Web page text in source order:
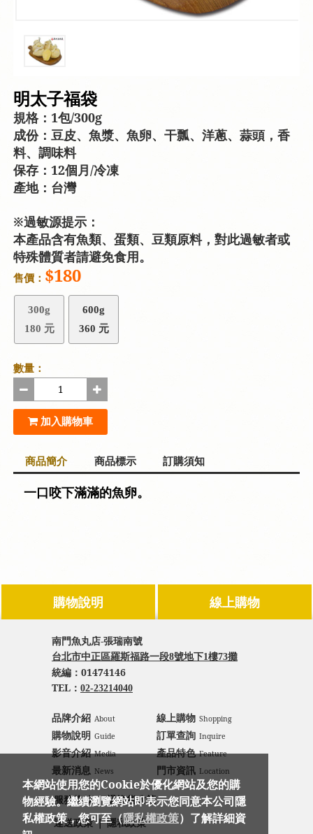
本網站使用您的Cookie於優化網站及您的購
物經驗。繼續瀏覽網站即表示您同意本公司隱
私權政策，您可至（隱私權政策）了解詳細資
明太子福袋
規格：1包/300g
成份：豆皮、魚漿、魚卵、干瓢、洋蔥、蒜頭，香
料、調味料
保存：12個月/冷凍
產地：台灣
※過敏源提示：
本產品含有魚類、蛋類、豆類原料，對此過敏者或
特殊體質者請避免食用。
售價： $180
300g
180 元
600g
360 元
數量：
加入購物車
商品簡介 商品標示 訂購須知
一口咬下滿滿的魚卵。
購物說明 線上購物
南門魚丸店-張瑞南號
台北市中正區羅斯福路一段8號地下1樓73攤
統編： 01474146
TEL： 02-23214040
品牌介紹 About 線上購物 Shopping
購物說明 Guide 訂單查詢 Inquire
影音介紹 Media 產品特色 Feature
最新消息 News 門市資訊 Location
服務條款 ｜ 退換貨政策
運送政策 ｜ 隱私政策